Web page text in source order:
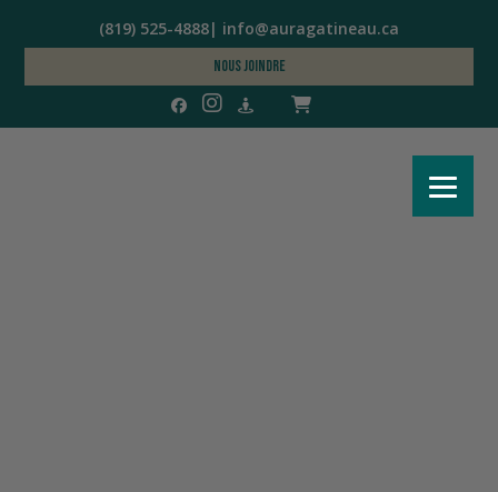
(819) 525-4888| info@auragatineau.ca
Nous joindre